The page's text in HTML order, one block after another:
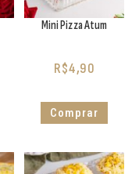
Mini Pizza Atum
R$4,90
Comprar